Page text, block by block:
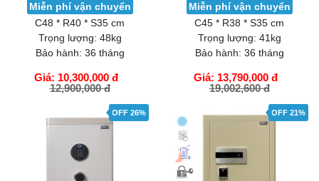
Miễn phí vận chuyển
C48 * R40 * S35 cm
Trọng lượng: 48kg
Bảo hành: 36 tháng
Giá: 10,300,000 đ
12,900,000 đ
GIỎ HÀNG
Miễn phí vận chuyển
C45 * R38 * S35 cm
Trọng lượng: 41kg
Bảo hành: 36 tháng
Giá: 13,790,000 đ
19,002,600 đ
GIỎ HÀNG
OFF 26% OFF 21%